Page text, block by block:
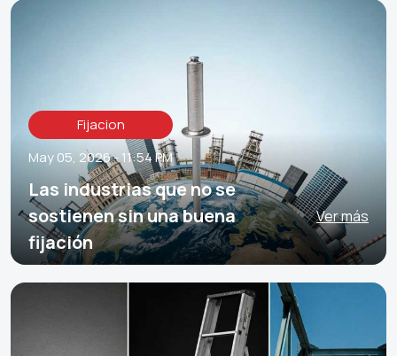
Fijacion
May 05, 2026 - 11:54 PM
Las industrias que no se
sostienen sin una buena
fijación
Ver más